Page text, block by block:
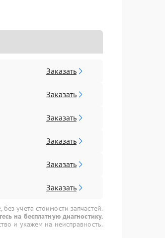
Заказать
Заказать
Заказать
Заказать
Заказать
Заказать
учета стоимости запчастей.
на бесплатную диагностику.
и укажем на неисправность.